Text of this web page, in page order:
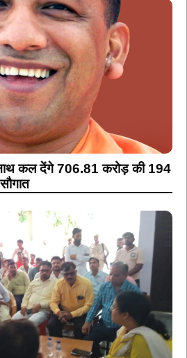
कल देंगे 706.81 करोड़ की 194